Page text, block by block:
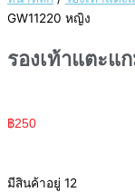
GW11220 หญิง
รองเท้าแตะแ
฿250
มีสินค้าอยู่ 12